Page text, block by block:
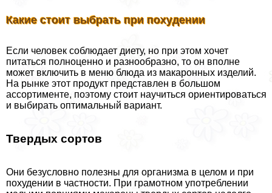
Какие стоит выбрать при похудении
Если человек соблюдает диету, но при этом хочет
питаться полноценно и разнообразно, то он вполне
может включить в меню блюда из макаронных изделий.
На рынке этот продукт представлен в большом
ассортименте, поэтому стоит научиться ориентироваться
и выбирать оптимальный вариант.
Твердых сортов
Они безусловно полезны для организма в целом и при
похудении в частности. При грамотном употрeблении